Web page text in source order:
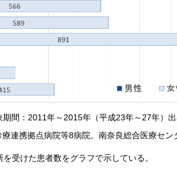
期間：2011年～2015年（平成23年～27年）
連携拠点病院等8病院。南奈良総合医療セン
受けた患者数をグラフで示している。